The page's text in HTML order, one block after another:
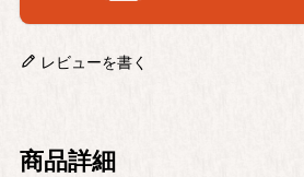
レビューを書く
商品詳細